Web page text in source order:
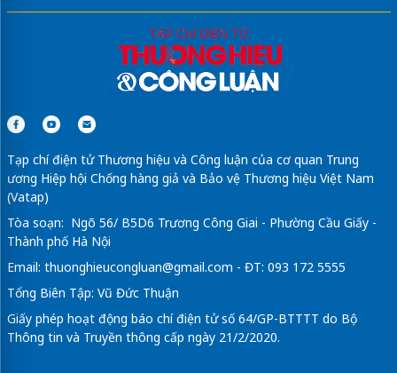
Tạp chí điện tử Thương hiệu và Công luận của cơ quan Trung
ương Hiệp hội Chống hàng giả và Bảo vệ Thương hiệu Việt Nam
(Vatap)
Tòa soạn: Ngõ 56/ B5D6 Trương Công Giai - Phường Cầu Giấy -
Thành phố Hà Nội
Email: thuonghieucongluan@gmail.com - ĐT: 093 172 5555
Tổng Biên Tập: Vũ Đức Thuận
Giấy phép hoạt động báo chí điện tử số 64/GP-BTTTT do Bộ
Thông tin và Truyền thông cấp ngày 21/2/2020.